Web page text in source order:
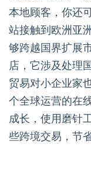
本地顾客，你还
站接触到欧洲亚
够跨越国界扩展
店，它涉及处理
贸易对小企业家
个全球运营的在
成长，使用磨针
些跨境交易，节